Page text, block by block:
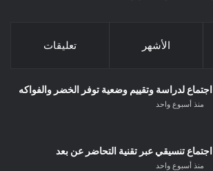
الأشهر تعليقات
اجتماع لدراسة وتقييم وضعية توفر الخضر والفواكه
منذ أسبوع واحد
اجتماع تنسيقي عبر تقنية التحاضر عن بعد
منذ أسبوع واحد